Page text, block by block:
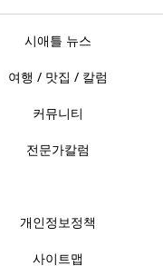
시애틀 뉴스
여행 / 맛집 / 칼럼
커뮤니티
전문가칼럼
개인정보정책
사이트맵